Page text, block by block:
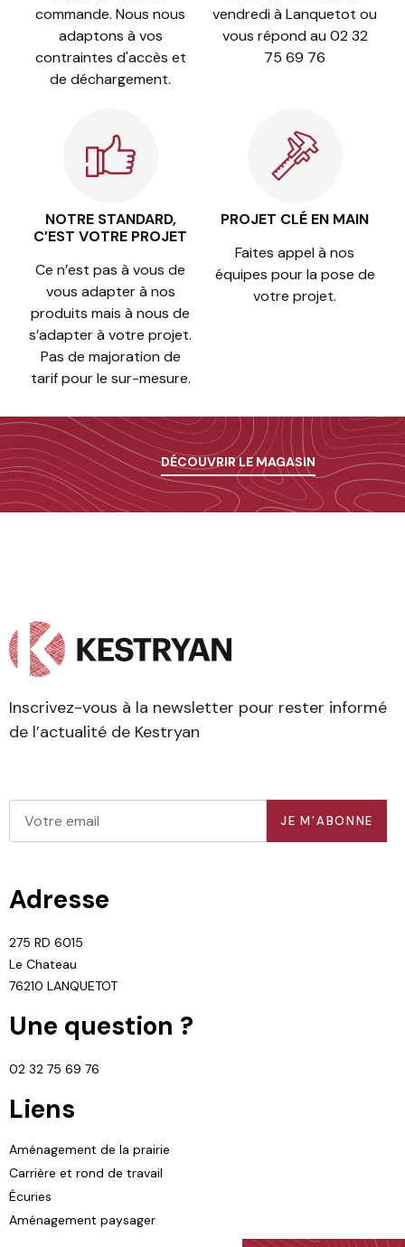
commande. Nous nous
adaptons à vos
contraintes d'accès et
de déchargement.
vendredi à Lanquetot ou
vous répond au 02 32
75 69 76
NOTRE STANDARD,
C’EST VOTRE PROJET
Ce n’est pas à vous de
vous adapter à nos
produits mais à nous de
s’adapter à votre projet.
Pas de majoration de
tarif pour le sur-mesure.
PROJET CLÉ EN MAIN
Faites appel à nos
équipes pour la pose de
votre projet.
DÉCOUVRIR LE MAGASIN
Inscrivez-vous à la newsletter pour rester informé
de l’actualité de Kestryan
JE M’ABONNE
Adresse
275 RD 6015
Le Chateau
76210 LANQUETOT
Une question ?
02 32 75 69 76
Liens
Aménagement de la prairie
Carrière et rond de travail
Écuries
Aménagement paysager